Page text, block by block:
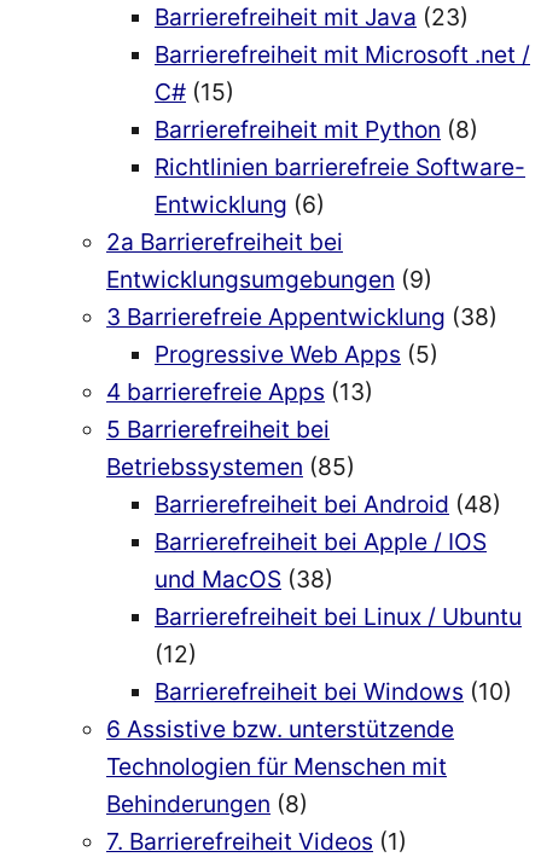
Barrierefreiheit mit Java (23)
Barrierefreiheit mit Microsoft .net /
C# (15)
Barrierefreiheit mit Python (8)
Richtlinien barrierefreie Software-
Entwicklung (6)
2a Barrierefreiheit bei
Entwicklungsumgebungen (9)
3 Barrierefreie Appentwicklung (38)
Progressive Web Apps (5)
4 barrierefreie Apps (13)
5 Barrierefreiheit bei
Betriebssystemen (85)
Barrierefreiheit bei Android (48)
Barrierefreiheit bei Apple / IOS
und MacOS (38)
Barrierefreiheit bei Linux / Ubuntu
(12)
Barrierefreiheit bei Windows (10)
6 Assistive bzw. unterstützende
Technologien für Menschen mit
Behinderungen (8)
7. Barrierefreiheit Videos (1)